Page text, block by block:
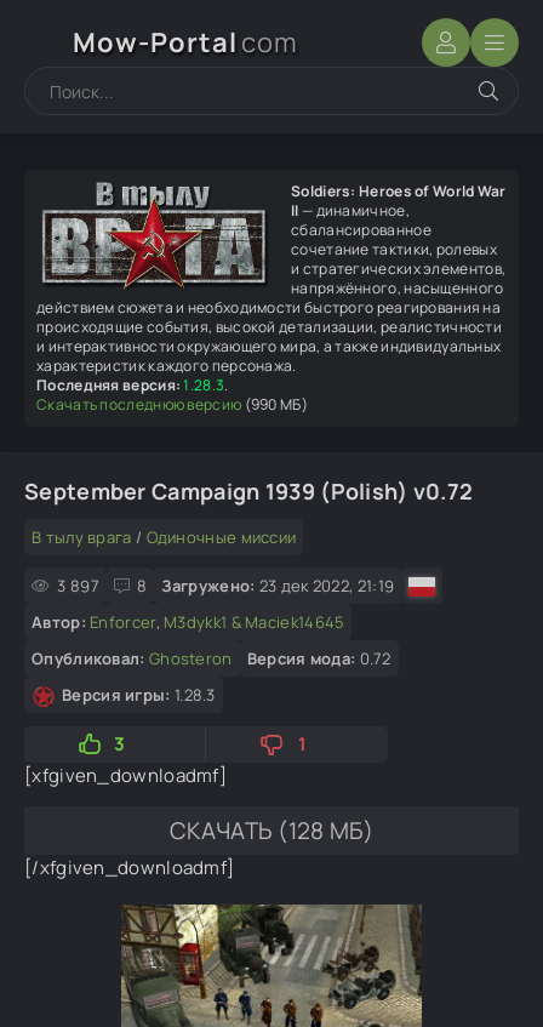
Mow-Portal com
Soldiers: Heroes of World War
II— динамичное,
сбалансированное
сочетание тактики, ролевых
и стратегических элементов,
напряжённого, насыщенного
действием сюжета и необходимости быстрого реагирования на
происходящие события, высокой детализации, реалистичности
и интерактивности окружающего мира, а также индивидуальных
характеристик каждого персонажа.
Последняя версия:1.28.3.
Скачать последнюю версию (990 МБ)
September Campaign 1939 (Polish) v0.72
В тылу врага / Одиночные миссии
3 897 8 Загружено: 23 дек 2022, 21:19
Автор: Enforcer, M3dykk1 & Maciek14645
Опубликовал: Ghosteron Версия мода: 0.72
Версия игры: 1.28.3
3
1
[xfgiven_downloadmf]
СКАЧАТЬ (128 МБ)
[/xfgiven_downloadmf]